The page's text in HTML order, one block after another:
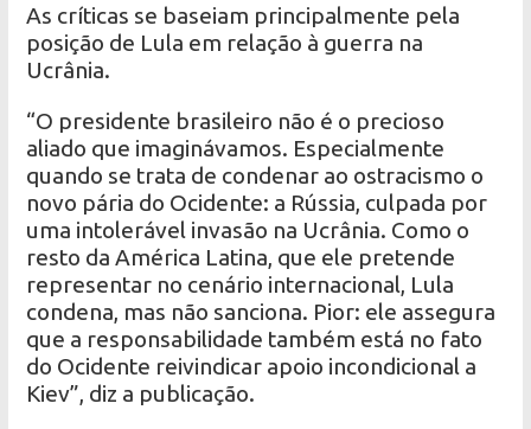
As críticas se baseiam principalmente pela
posição de Lula em relação à guerra na
Ucrânia.
“O presidente brasileiro não é o precioso
aliado que imaginávamos. Especialmente
quando se trata de condenar ao ostracismo o
novo pária do Ocidente: a Rússia, culpada por
uma intolerável invasão na Ucrânia. Como o
resto da América Latina, que ele pretende
representar no cenário internacional, Lula
condena, mas não sanciona. Pior: ele assegura
que a responsabilidade também está no fato
do Ocidente reivindicar apoio incondicional a
Kiev”, diz a publicação.